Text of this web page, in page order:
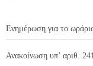
Ενημέρωση για το
Ανακοίνωση υπ’ αριθ.